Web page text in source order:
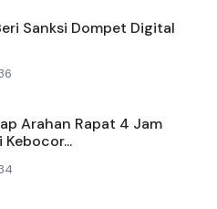
Sanksi Dompet Digital
Arahan Rapat 4 Jam